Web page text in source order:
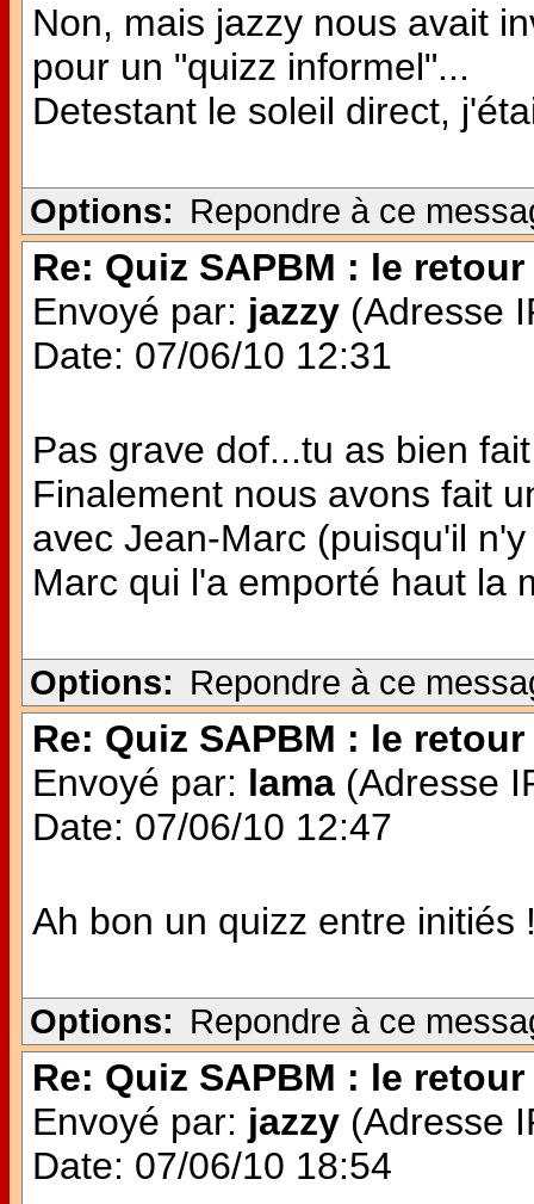
Non, mais jazzy nous avait
pour un "quizz informel"...
Detestant le soleil direct,
Options: Repondre à ce
Re: Quiz SAPBM : le retour
Envoyé par: jazzy (Adresse
Date: 07/06/10 12:31
Pas grave dof...tu as bien
Finalement nous avons fait
avec Jean-Marc (puisqu'il
Marc qui l'a emporté haut la
Options: Repondre à ce
Re: Quiz SAPBM : le retour
Envoyé par: lama (Adresse
Date: 07/06/10 12:47
Ah bon un quizz entre initiés
Options: Repondre à ce
Re: Quiz SAPBM : le retour
Envoyé par: jazzy (Adresse
Date: 07/06/10 18:54